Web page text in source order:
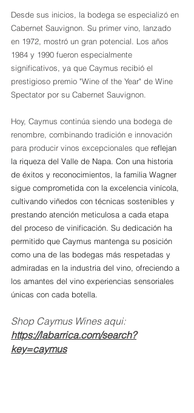
Desde sus inicios, la bodega se especializó en
Cabernet Sauvignon. Su primer vino, lanzado
en 1972, mostró un gran potencial. Los años
1984 y 1990 fueron especialmente
significativos, ya que Caymus recibió el
prestigioso premio "Wine of the Year" de Wine
Spectator por su Cabernet Sauvignon.
Hoy, Caymus continúa siendo una bodega de
renombre, combinando tradición e innovación
para producir vinos excepcionales que reflejan
la riqueza del Valle de Napa. Con una historia
de éxitos y reconocimientos, la familia Wagner
sigue comprometida con la excelencia vinícola,
cultivando viñedos con técnicas sostenibles y
prestando atención meticulosa a cada etapa
del proceso de vinificación. Su dedicación ha
permitido que Caymus mantenga su posición
como una de las bodegas más respetadas y
admiradas en la industria del vino, ofreciendo a
los amantes del vino experiencias sensoriales
únicas con cada botella.
Shop Caymus Wines aqui:
https://labarrica.com/search?
key=caymus